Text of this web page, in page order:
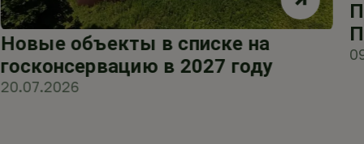
Новые объекты в списке на
госконсервацию в 2027 году
20.07.2026